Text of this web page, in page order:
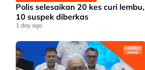
Polis selesaikan 20 kes curi lembu,
10 suspek diberkas
1 day ago